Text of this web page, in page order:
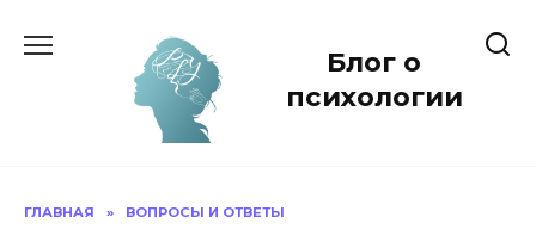
Блог о
психологии
ГЛАВНАЯ » ВОПРОСЫ И ОТВЕТЫ